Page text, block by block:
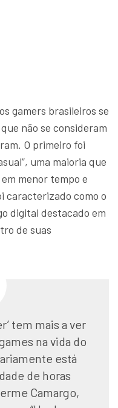
gamers brasileiros se
não se consideram
O primeiro foi
uma maioria que
menor tempo e
caracterizado como o
digital destacado em
de suas
tem mais a ver
na vida do
está
de horas
Camargo,